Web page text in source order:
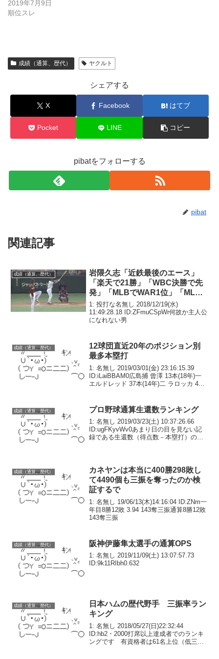
2019年7月9日
順位スレ
成績（通算、歴代） ヤクルト
シェアする
X Facebook はてブ
Pocket LINE コピー
pibatをフォローする
pibat
関連記事
成績（通算、歴代）
岩隈久志「近鉄最後のエース」
「楽天で21勝」「WBC決勝で先
発」「MLBでWAR1位」「MLB
ノーノー」←これ
1: 投打な名無し 2018/12/19(水)
11:49:28.18 ID:ZFmuCSpWr何故か主人公
になれない男
成績（通算、歴代）
12球団直近20年のポジション別
最多本塁打
1: 名無し 2019/03/01(金) 23:16:15.39
ID:iLaiBBAM0広島捕 曾澤 13本(18年)一
エルドレッド 37本(14年)二 ラロッカ 40
成績（通算、歴代） プロ野球通算生還数ランキング
1: 名無し 2019/03/23(土) 10:37:26.66
ID:ugFKyvWv0あまり日の目を見ない記
録である生還数（得点数－本塁打）の歴
成績（通算、歴代）
カネヤンは本当に400勝298敗し
て4490個も三振を奪ったのか検
証するで
1: 名無し 19/06/13(木)14:16:04 ID:ZNm一
年目8勝12敗 3.94 143奪三振通算8勝12敗
143奪三振
成績（通算、歴代） 阪神伊藤隼太選手の通算OPS
1: 名無し 2019/11/09(土) 13:07:57.73
ID:9k11RIbh0.632
成績（通算、歴代）
日本ハムの歴代野手 三振率ラン
キング
1: 名無し 2018/05/27(日)22:32:44
ID:hb2・2000打席以上達成者でのランキ
ングです 有資格者は61名上位（低三振